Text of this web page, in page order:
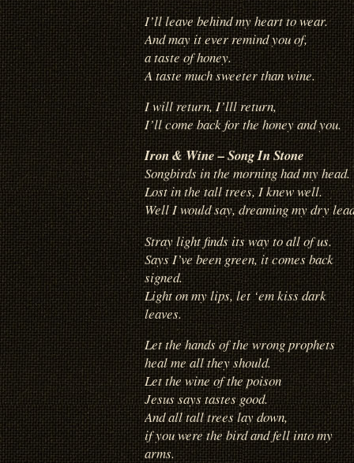
I’ll leave behind my heart to wear.
And may it ever remind you of,
a taste of honey.
A taste much sweeter than wine.
I will return, I’lll return,
I’ll come back for the honey and you.
Iron & Wine – Song In Stone
Songbirds in the morning had my head.
Lost in the tall trees, I knew well.
Well I would say, dreaming my dry
Stray light finds its way to all of us.
Says I’ve been green, it comes back
signed.
Light on my lips, let ‘em kiss dark
leaves.
Let the hands of the wrong prophets
heal me all they should.
Let the wine of the poison
Jesus says tastes good.
And all tall trees lay down,
if you were the bird and fell into my
arms.